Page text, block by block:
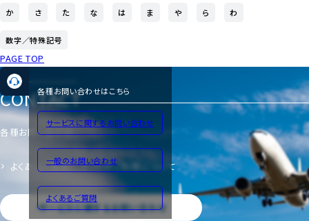
か さ た な は ま や ら わ
数字／特殊記号
PAGE TOP
各種お問い合わせはこちら
サービスに関するお問い合わせ
一般のお問い合わせ
よくあるご質問
CONTACT
各種お問い合わせ
よくあるご質問 サイトのご利用について
サービスに関するお問い合わせ